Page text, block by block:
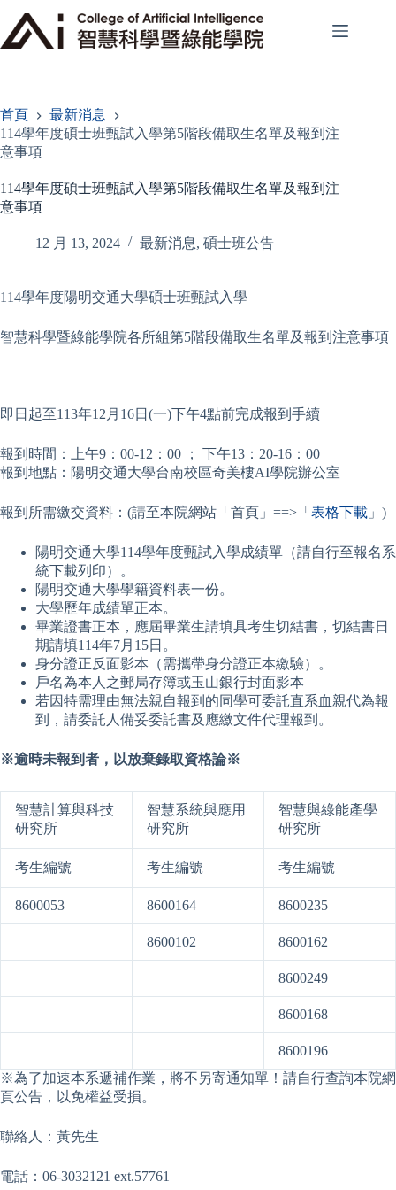
至
主
首頁
最新消息
114學年度碩士班甄試入學第5階段備取生名單及報到注
意事項
114學年度碩士班甄試入學第5階段備取生名單及報到注
意事項
12 月 13, 2024 最新消息, 碩士班公告
114學年度陽明交通大學碩士班甄試入學
智慧科學暨綠能學院各所組第5階段備取生名單及報到注意事項
即日起至113年12月16日(一)下午4點前完成報到手續
報到時間：上午9：00-12：00 ； 下午13：20-16：00
報到地點：陽明交通大學台南校區奇美樓AI學院辦公室
報到所需繳交資料：(請至本院網站「首頁」==>「 表格下載 」)
陽明交通大學114學年度甄試入學成績單（請自行至報名系
統下載列印）。
陽明交通大學學籍資料表一份。
大學歷年成績單正本。
畢業證書正本，應屆畢業生請填具考生切結書，切結書日
期請填114年7月15日。
身分證正反面影本（需攜帶身分證正本繳驗）。
戶名為本人之郵局存簿或玉山銀行封面影本
若因特需理由無法親自報到的同學可委託直系血親代為報
到，請委託人備妥委託書及應繳文件代理報到。
※逾時未報到者，以放棄錄取資格論※
智慧計算與科技
研究所
智慧系統與應用
研究所
智慧與綠能產學
研究所
考生編號 考生編號 考生編號
8600053 8600164 8600235
8600102 8600162
8600249
8600168
8600196
※為了加速本系遞補作業，將不另寄通知單！請自行查詢本院網
頁公告，以免權益受損。
聯絡人：黃先生
電話：06-3032121 ext.57761